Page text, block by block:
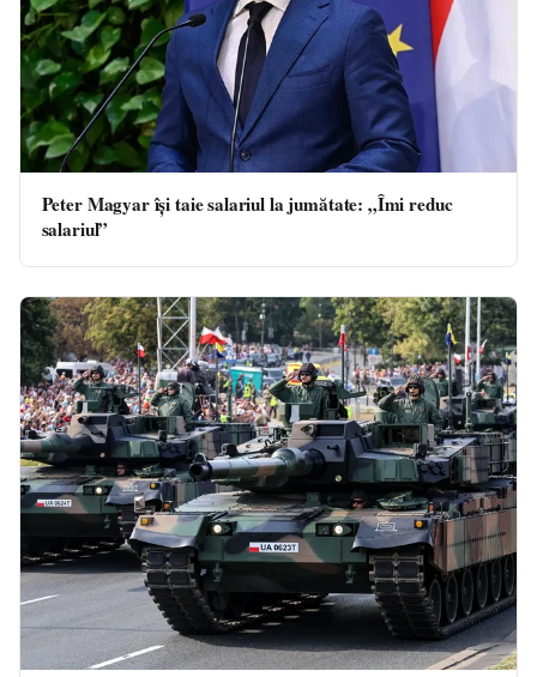
Peter Magyar își taie salariul la jumătate: „Îmi reduc
salariul”